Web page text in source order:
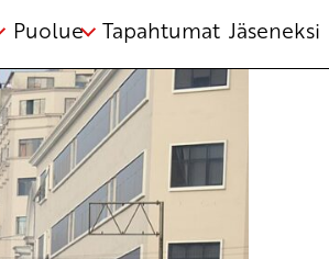
Puolue Tapahtumat Jäseneksi